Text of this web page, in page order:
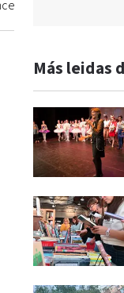
Más leidas